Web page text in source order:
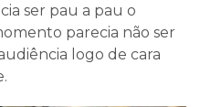
ser pau a pau o
parecia não ser
logo de cara